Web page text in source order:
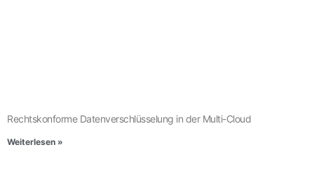
Rechtskonforme Datenverschlüsselung in der Multi-Cloud
Weiterlesen »